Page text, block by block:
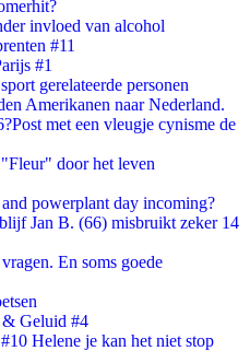
invloed van alcohol
#11
#1
gerelateerde personen
Amerikanen naar Nederland.
met een vleugje cynisme de
door het leven
powerplant day incoming?
Jan B. (66) misbruikt zeker 14
En soms goede
& Geluid #4
Helene je kan het niet stop